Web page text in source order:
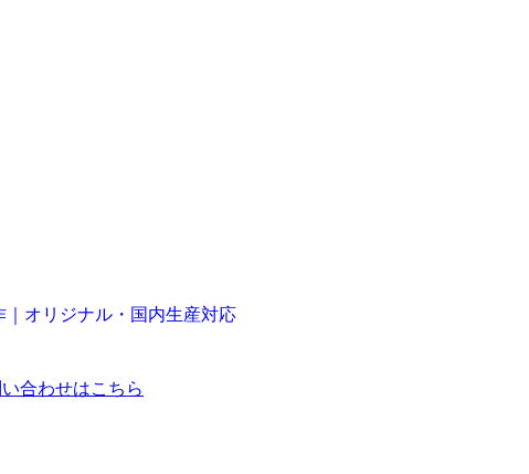
オリジナル・国内生産対応
合わせはこちら